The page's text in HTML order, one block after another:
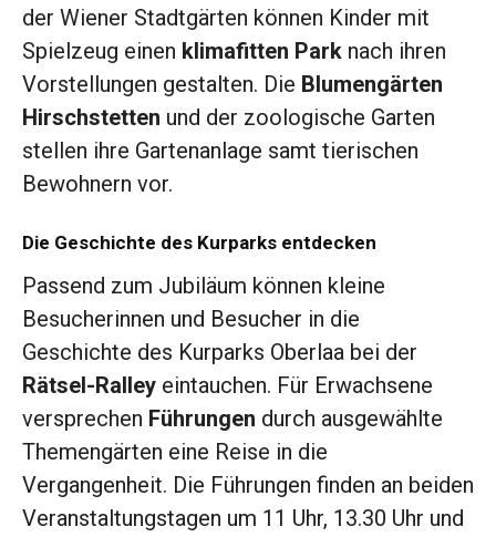
der Wiener Stadtgärten können Kinder mit
Spielzeug einen klimafitten Park nach ihren
Vorstellungen gestalten. Die Blumengärten
Hirschstetten und der zoologische Garten
stellen ihre Gartenanlage samt tierischen
Bewohnern vor.
Die Geschichte des Kurparks entdecken
Passend zum Jubiläum können kleine
Besucherinnen und Besucher in die
Geschichte des Kurparks Oberlaa bei der
Rätsel-Ralley eintauchen. Für Erwachsene
versprechen Führungen durch ausgewählte
Themengärten eine Reise in die
Vergangenheit. Die Führungen finden an beiden
Veranstaltungstagen um 11 Uhr, 13.30 Uhr und